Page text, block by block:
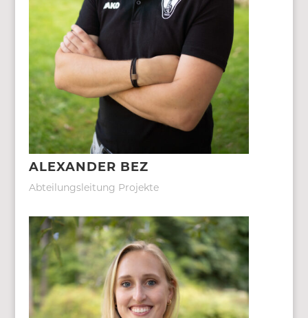
ALEXANDER BEZ
Abteilungsleitung Projekte